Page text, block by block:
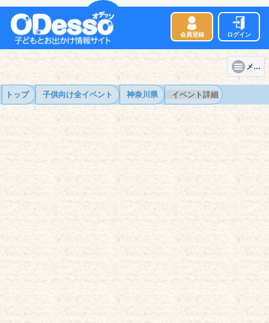
会員登録 ログイン
メニュー
トップ 子供向け全イベント 神奈川県 イベント詳細